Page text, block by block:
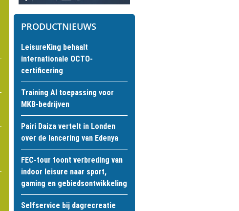
PRODUCTNIEUWS
LeisureKing behaalt
internationale OCTO-
certificering
Training AI toepassing voor
MKB-bedrijven
Pairi Daiza vertelt in Londen
over de lancering van Edenya
FEC-tour toont verbreding van
indoor leisure naar sport,
gaming en gebiedsontwikkeling
Selfservice bij dagrecreatie